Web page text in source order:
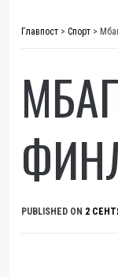
Главпост > Спорт >
PUBLISHED ON 2